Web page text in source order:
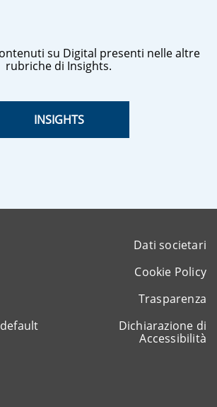
su Digital presenti nelle altre
rubriche di Insights.
INSIGHTS
Dati societari
Cookie Policy
Trasparenza
Dichiarazione di
Accessibilità